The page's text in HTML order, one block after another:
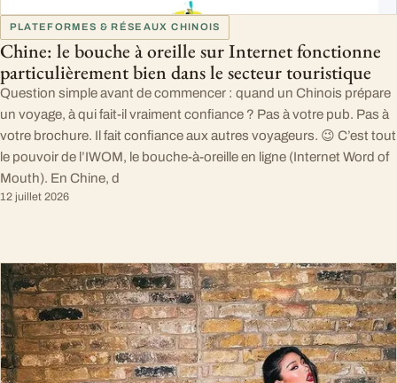
PLATEFORMES & RÉSEAUX CHINOIS
Chine: le bouche à oreille sur Internet fonctionne
particulièrement bien dans le secteur touristique
Question simple avant de commencer : quand un Chinois prépare
un voyage, à qui fait-il vraiment confiance ? Pas à votre pub. Pas à
votre brochure. Il fait confiance aux autres voyageurs. 😉 C’est tout
le pouvoir de l’IWOM, le bouche-à-oreille en ligne (Internet Word of
Mouth). En Chine, d
12 juillet 2026